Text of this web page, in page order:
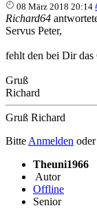
08 März 2018 20:14
Richard64
Servus Peter,
fehlt den bei Dir das
Gruß
Richard
Gruß Richard
Bitte Anmelden oder
Theuni1966
Autor
Offline
Senior